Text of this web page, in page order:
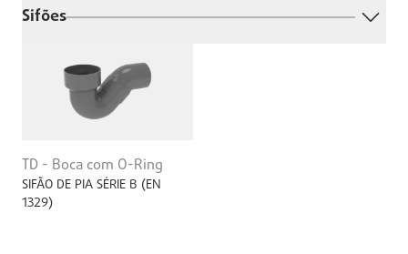
Sifões
TD - Boca com O-Ring
SIFÃO DE PIA SÉRIE B (EN
1329)